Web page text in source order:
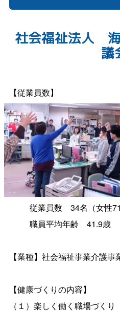
社会福祉法人
議
【従業員数】
従業員数 34名（女性
職員平均年齢 41.9歳
【業種】社会福祉事業介護事
【健康づくりの内容】
（１）楽しく働く職場づくり